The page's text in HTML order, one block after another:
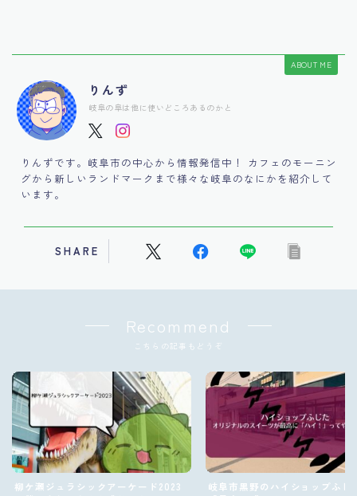
ABOUT ME
りんず
岐阜の阜は他に使いどころあるのかと
りんずです。岐阜市の中心から情報発信中！ カフェのモーニン
グから新しいランドマークまで様々な岐阜のなにかを紹介して
います。
SHARE
Recommend
こちらの記事もどうぞ
柳ケ瀬ジュラシックアーケード2023
岐阜市黒野のハイショップふじ